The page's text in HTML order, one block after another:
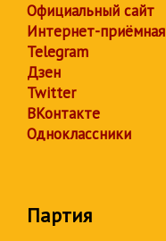
Официальный сайт
Интернет-приёмная
Telegram
Дзен
Twitter
ВКонтакте
Одноклассники
Партия